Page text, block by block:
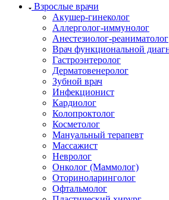
Взрослые врачи
Акушер-гинеколог
Аллерголог-иммунолог
Анестезиолог-реаниматолог
Врач функциональной
Гастроэнтеролог
Дерматовенеролог
Зубной врач
Инфекционист
Кардиолог
Колопроктолог
Косметолог
Мануальный терапевт
Массажист
Невролог
Онколог (Маммолог)
Оториноларинголог
Офтальмолог